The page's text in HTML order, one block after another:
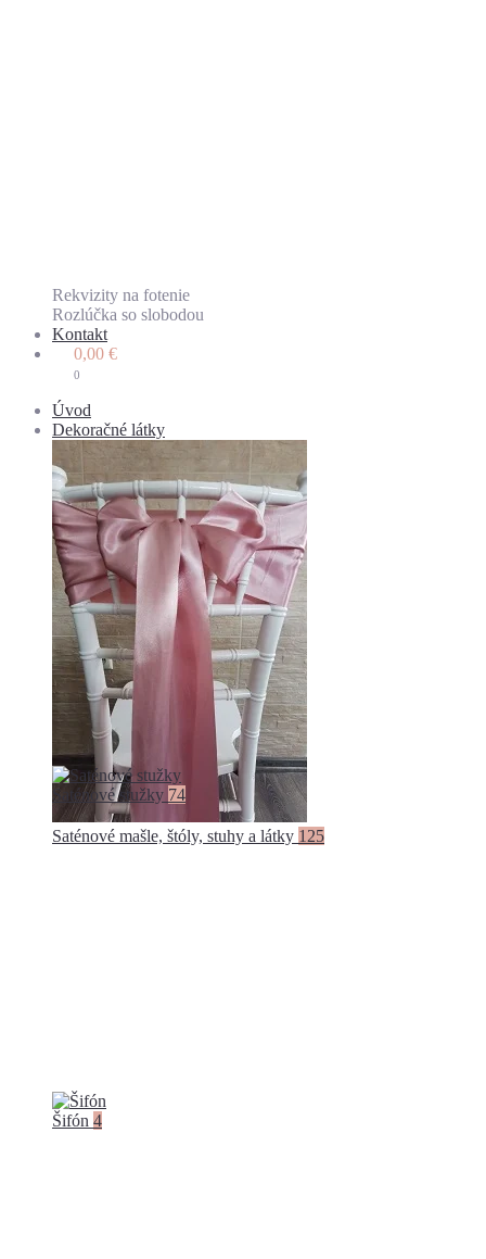
Rekvizity na fotenie
Rozlúčka so slobodou
Kontakt
0,00 €
0
Úvod
Dekoračné látky
Saténové mašle, štóly, stuhy a látky 125
Saténové stužky 74
Šifón 4